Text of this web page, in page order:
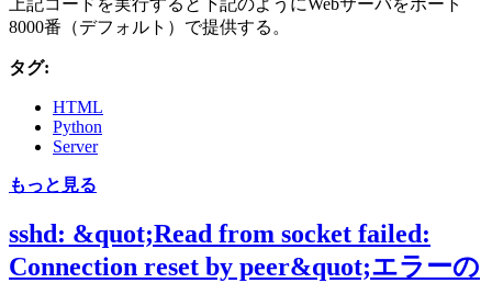
8000番（デフォルト）で提供する。
タグ:
HTML
Python
Server
もっと見る
sshd: &quot;Read from socket failed:
Connection reset by peer&quot;エラーの